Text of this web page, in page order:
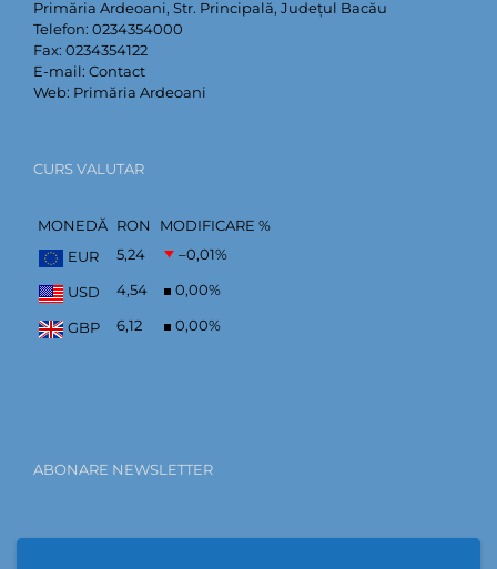
Primăria Ardeoani, Str. Principală, Județul Bacău
Telefon: 0234354000
Fax: 0234354122
E-mail: Contact
Web: Primăria Ardeoani
CURS VALUTAR
MONEDĂ RON
MODIFICARE %
EUR
5,24 –0,01%
USD 4,54 0,00%
GBP 6,12 0,00%
ABONARE NEWSLETTER